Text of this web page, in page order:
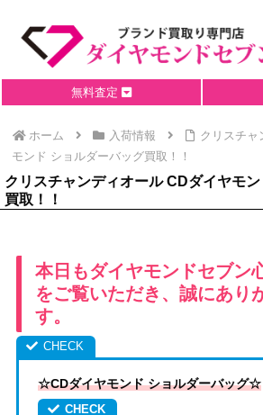
無料査定
ホーム 入荷情報
クリスチャ
モンド ショルダーバッグ買取！！
クリスチャンディオール CDダイヤモ
買取！！
本日もダイヤモンドセブン
をご覧いただき、誠にあり
す。
☆CDダイヤモンド ショルダーバッグ☆